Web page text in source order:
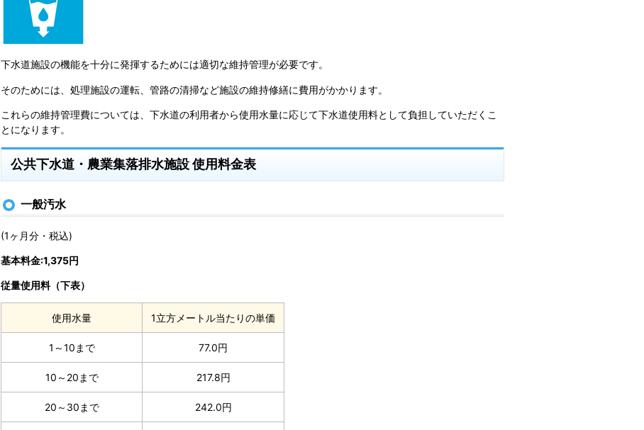
下水道施設の機能を十分に発揮するためには適切な維持管理が必要です。
そのためには、処理施設の運転、管路の清掃など施設の維持修繕に費用がかかります。
これらの維持管理費については、下水道の利用者から使用水量に応じて下水道使用料として負担していただくこ
とになります。
公共下水道・農業集落排水施設 使用料金表
一般汚水
(1ヶ月分・税込)
基本料金:1,375円
従量使用料（下表）
使用水量 1立方メートル当たりの単価
1～10まで 77.0円
10～20まで 217.8円
20～30まで 242.0円